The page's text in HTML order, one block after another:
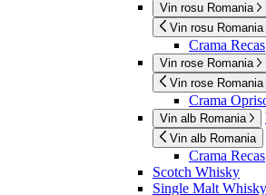
Vin rosu Romania
Vin rosu Romania
Crama Recas
Vin rose Romania
Vin rose Romania
Crama
Vin alb Romania
Vin alb Romania
Crama Recas
Scotch Whisky
Single Malt Whisky